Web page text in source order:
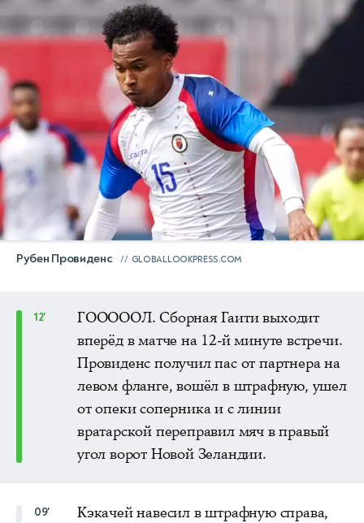
Рубен Провиденс GLOBALLOOKPRESS.COM
12'
ГОООООЛ. Сборная Гаити выходит
вперёд в матче на 12-й минуте встречи.
Провиденсполучил пас от партнера на
левом фланге, вошёл в штрафную, ушел
от опеки соперника и с линии
вратарской переправил мяч в правый
угол ворот Новой Зеландии.
09' Кэкачей навесил в штрафную справа,